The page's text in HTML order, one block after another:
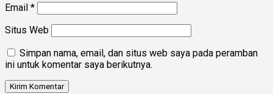
Email *
Situs Web
Simpan nama, email, dan situs web saya pada peramban
ini untuk komentar saya berikutnya.